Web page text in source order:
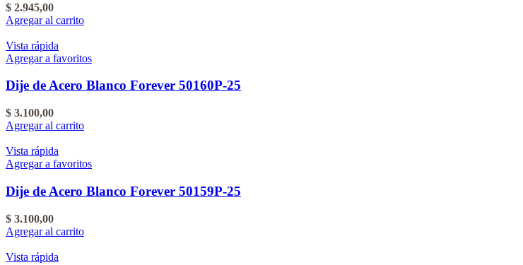
$ 2.945,00
Agregar al carrito
Vista rápida
Agregar a favoritos
Dije de Acero Blanco Forever 50160P-25
$ 3.100,00
Agregar al carrito
Vista rápida
Agregar a favoritos
Dije de Acero Blanco Forever 50159P-25
$ 3.100,00
Agregar al carrito
Vista rápida